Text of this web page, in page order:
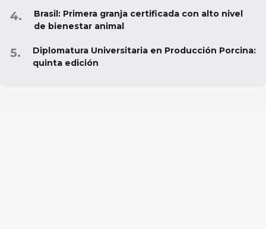
Brasil: Primera granja certificada con alto nivel
de bienestar animal
Diplomatura Universitaria en Producción Porcina:
quinta edición